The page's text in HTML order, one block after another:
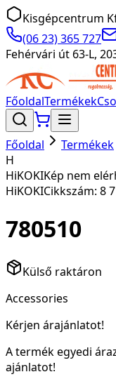
Kisgépcentrum
(06 23) 365 727
Fehérvári út 63-L,
FőoldalTermékek
Főoldal Termékek
H
HiKOKIKép nem
HiKOKICikkszám: 8
780510
Külső raktáron
Accessories
Kérjen árajánlatot!
A termék egyedi
ajánlatot!